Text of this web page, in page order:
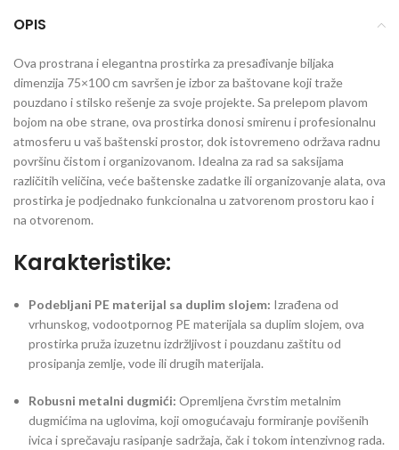
OPIS
Ova prostrana i elegantna prostirka za presađivanje biljaka
dimenzija 75×100 cm savršen je izbor za baštovane koji traže
pouzdano i stilsko rešenje za svoje projekte. Sa prelepom plavom
bojom na obe strane, ova prostirka donosi smirenu i profesionalnu
atmosferu u vaš baštenski prostor, dok istovremeno održava radnu
površinu čistom i organizovanom. Idealna za rad sa saksijama
različitih veličina, veće baštenske zadatke ili organizovanje alata, ova
prostirka je podjednako funkcionalna u zatvorenom prostoru kao i
na otvorenom.
Karakteristike:
Podebljani PE materijal sa duplim slojem: Izrađena od
vrhunskog, vodootpornog PE materijala sa duplim slojem, ova
prostirka pruža izuzetnu izdržljivost i pouzdanu zaštitu od
prosipanja zemlje, vode ili drugih materijala.
Robusni metalni dugmići: Opremljena čvrstim metalnim
dugmićima na uglovima, koji omogućavaju formiranje povišenih
ivica i sprečavaju rasipanje sadržaja, čak i tokom intenzivnog rada.